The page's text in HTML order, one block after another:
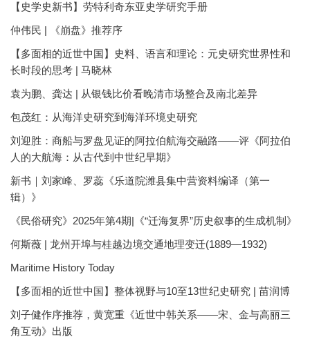
【史学史新书】劳特利奇东亚史学研究手册
仲伟民 | 《崩盘》推荐序
【多面相的近世中国】史料、语言和理论：元史研究世界性和
长时段的思考 | 马晓林
袁为鹏、龚达 | 从银钱比价看晚清市场整合及南北差异
包茂红：从海洋史研究到海洋环境史研究
刘迎胜：商船与罗盘见证的阿拉伯航海交融路——评《阿拉伯
人的大航海：从古代到中世纪早期》
新书｜刘家峰、罗蕊《乐道院潍县集中营资料编译（第一
辑）》
《民俗研究》2025年第4期|《“迁海复界”历史叙事的生成机制》
何斯薇 | 龙州开埠与桂越边境交通地理变迁(1889—1932)
Maritime History Today
【多面相的近世中国】整体视野与10至13世纪史研究 | 苗润博
刘子健作序推荐，黄宽重《近世中韩关系——宋、金与高丽三
角互动》出版